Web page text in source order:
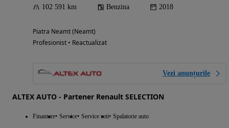
102 591 km Benzina 2018
Piatra Neamt (Neamt)
Profesionist • Reactualizat
Vezi anunțurile
ALTEX AUTO - Partener Renault SELECTION
Finantare Service Service roti Spalatorie auto